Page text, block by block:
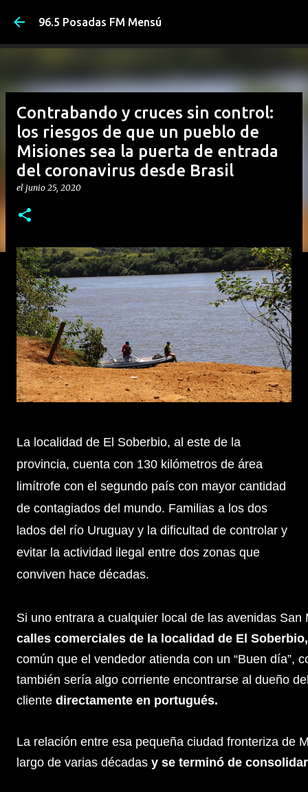
96.5 Posadas FM Mensú
Contrabando y cruces sin control:
los riesgos de que un pueblo de
Misiones sea la puerta de entrada
del coronavirus desde Brasil
el junio 25, 2020
La localidad de El Soberbio, al este de la
provincia, cuenta con 130 kilómetros de área
limítrofe con el segundo país con mayor cantidad
de contagiados del mundo. Familias a los dos
lados del río Uruguay y la dificultad de controlar y
evitar la actividad ilegal entre dos zonas que
conviven hace décadas.
Si uno entrara a cualquier local de las avenidas
calles comerciales de la localidad de El
común que el vendedor atienda con un “Buen día”,
también sería algo corriente encontrarse al dueño
cliente directamente en portugués.
La relación entre esa pequeña ciudad fronteriza de
largo de varias décadas y se terminó de